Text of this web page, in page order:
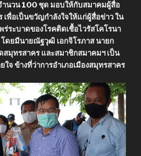
ำนวน 100 ชุด มอบให้กับสมาคมผู้สื่อ
เพื่อเป็นขวัญกำลังใจให้แก่ผู้สื่อข่าว ใน
ระบาดของโรคติดเชื้อไวรัสโคโรนา
ดยมีนายณัฐวุฒิ เอกจิโรภาส นายก
สมุทรสาคร และสมาชิกสมาคมฯ เป็น
จ ข้างที่ว่าการอำเภอเมืองสมุทรสาคร